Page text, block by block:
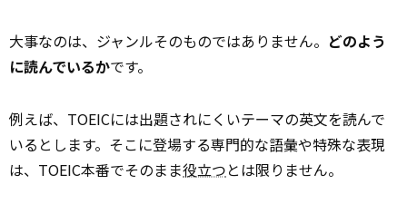
大事なのは、ジャンルそのものではありません。 どのよう
に読んでいるかです。
例えば、TOEICには出題されにくいテーマの英文を読んで
いるとします。そこに登場する専門的な語彙や特殊な表現
は、TOEIC本番でそのまま役立つとは限りません。